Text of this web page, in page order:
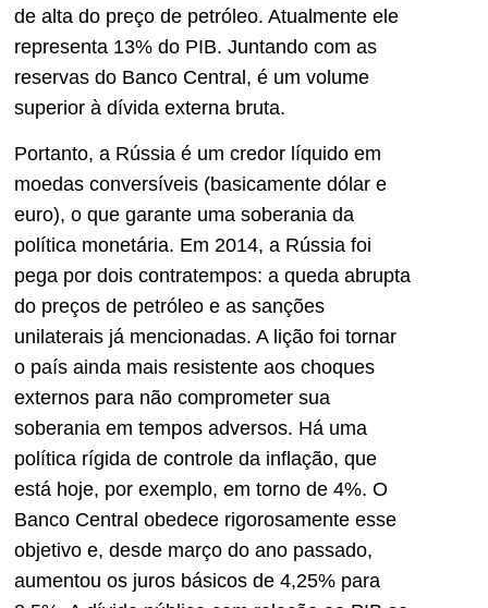
de alta do preço de petróleo. Atualmente ele
representa 13% do PIB. Juntando com as
reservas do Banco Central, é um volume
superior à dívida externa bruta.
Portanto, a Rússia é um credor líquido em
moedas conversíveis (basicamente dólar e
euro), o que garante uma soberania da
política monetária. Em 2014, a Rússia foi
pega por dois contratempos: a queda abrupta
do preços de petróleo e as sanções
unilaterais já mencionadas. A lição foi tornar
o país ainda mais resistente aos choques
externos para não comprometer sua
soberania em tempos adversos. Há uma
política rígida de controle da inflação, que
está hoje, por exemplo, em torno de 4%. O
Banco Central obedece rigorosamente esse
objetivo e, desde março do ano passado,
aumentou os juros básicos de 4,25% para